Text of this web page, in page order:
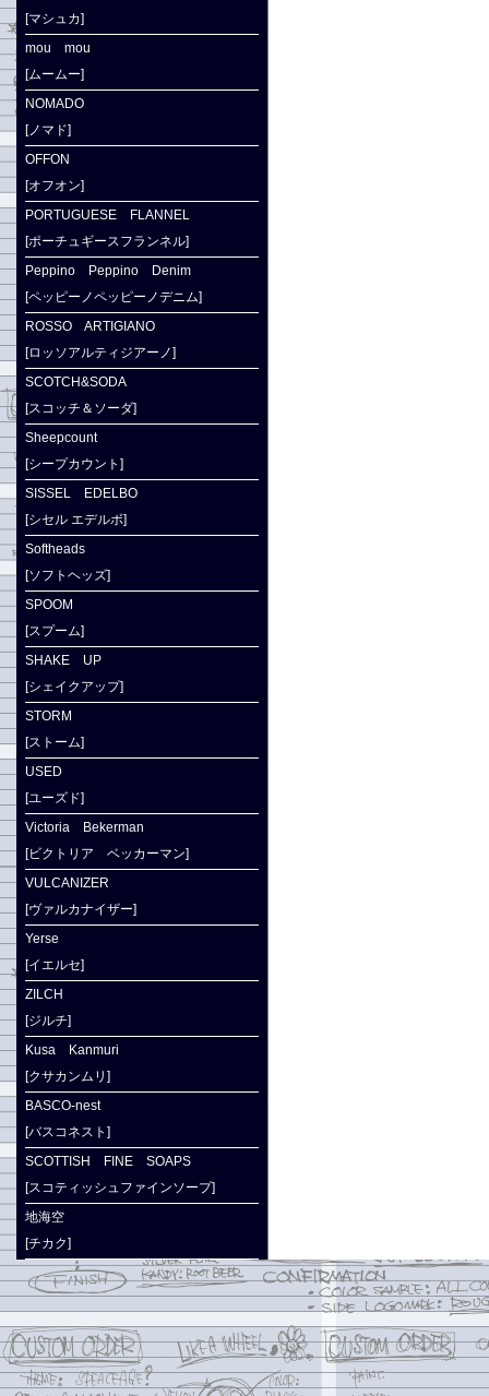
[マシュカ]
mou mou
[ムームー]
NOMADO
[ノマド]
OFFON
[オフオン]
PORTUGUESE FLANNEL
[ポーチュギースフランネル]
Peppino Peppino Denim
[ペッピーノペッピーノデニム]
ROSSO ARTIGIANO
[ロッソアルティジアーノ]
SCOTCH&SODA
[スコッチ＆ソーダ]
Sheepcount
[シープカウント]
SISSEL EDELBO
[シセル エデルボ]
Softheads
[ソフトヘッズ]
SPOOM
[スプーム]
SHAKE UP
[シェイクアップ]
STORM
[ストーム]
USED
[ユーズド]
Victoria Bekerman
[ビクトリア ベッカーマン]
VULCANIZER
[ヴァルカナイザー]
Yerse
[イエルセ]
ZILCH
[ジルチ]
Kusa Kanmuri
[クサカンムリ]
BASCO-nest
[バスコネスト]
SCOTTISH FINE SOAPS
[スコティッシュファインソープ]
地海空
[チカク]